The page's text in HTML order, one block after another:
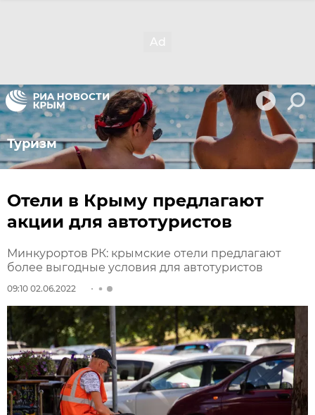
Туризм
Отели в Крыму предлагают
акции для автотуристов
Минкурортов РК: крымские отели предлагают
более выгодные условия для автотуристов
09:10 02.06.2022